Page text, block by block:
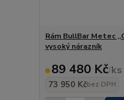
Rám BullBar Metec
vysoký nárazník
89 480 Kč/ks
73 950 Kčbez DPH